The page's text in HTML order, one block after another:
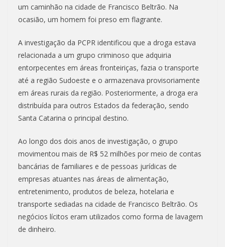
um caminhão na cidade de Francisco Beltrão. Na
ocasião, um homem foi preso em flagrante.
A investigação da PCPR identificou que a droga estava
relacionada a um grupo criminoso que adquiria
entorpecentes em áreas fronteiriças, fazia o transporte
até a região Sudoeste e o armazenava provisoriamente
em áreas rurais da região. Posteriormente, a droga era
distribuída para outros Estados da federação, sendo
Santa Catarina o principal destino.
Ao longo dos dois anos de investigação, o grupo
movimentou mais de R$ 52 milhões por meio de contas
bancárias de familiares e de pessoas jurídicas de
empresas atuantes nas áreas de alimentação,
entretenimento, produtos de beleza, hotelaria e
transporte sediadas na cidade de Francisco Beltrão. Os
negócios lícitos eram utilizados como forma de lavagem
de dinheiro.